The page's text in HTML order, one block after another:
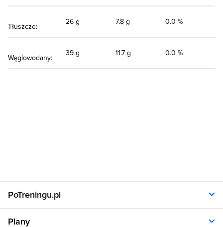
Tłuszcze:
26 g 7.8 g 0.0 %
Węglowodany:
39 g 11.7 g 0.0 %
PoTreningu.pl
Plany